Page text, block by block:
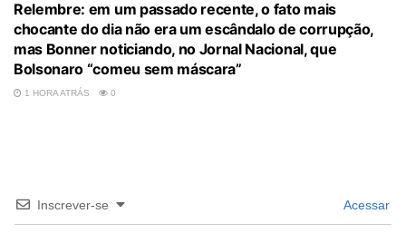
Relembre: em um passado recente, o fato mais
chocante do dia não era um escândalo de corrupção,
mas Bonner noticiando, no Jornal Nacional, que
Bolsonaro “comeu sem máscara”
1 HORA ATRÁS 0
Inscrever-se Acessar